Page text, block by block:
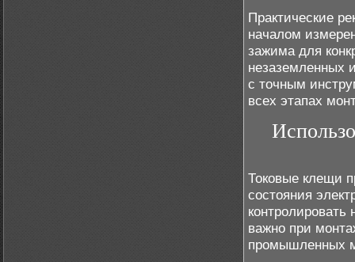
Практические
началом
зажима для
незаземленных
с точным
всех этапах
Токовые клещи
состояния
контролировать
важно при
промышленных